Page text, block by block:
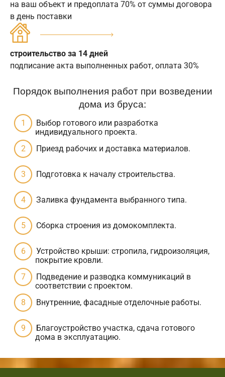
на ваш объект и предоплата 70% от суммы договора
в день поставки
строительство за 14 дней
подписание акта выполненных работ, оплата 30%
Порядок выполнения работ при возведении
дома из бруса:
Выбор готового или разработка
индивидуального проекта.
Приезд рабочих и доставка материалов.
Подготовка к началу строительства.
Заливка фундамента выбранного типа.
Сборка строения из домокомплекта.
Устройство крыши: стропила, гидроизоляция,
покрытие кровли.
Подведение и разводка коммуникаций в
соответствии с проектом.
Внутренние, фасадные отделочные работы.
Благоустройство участка, сдача готового
дома в эксплуатацию.